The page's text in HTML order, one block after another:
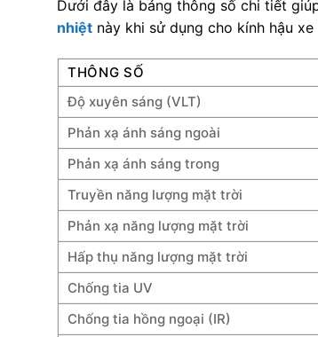
Dưới đây là bảng thông số chi tiết
nhiệtnày khi sử dụng cho kính hậu xe
THÔNG SỐ
Độ xuyên sáng (VLT)
Phản xạ ánh sáng ngoài
Phản xạ ánh sáng trong
Truyền năng lượng mặt trời
Phản xạ năng lượng mặt trời
Hấp thụ năng lượng mặt trời
Chống tia UV
Chống tia hồng ngoại (IR)